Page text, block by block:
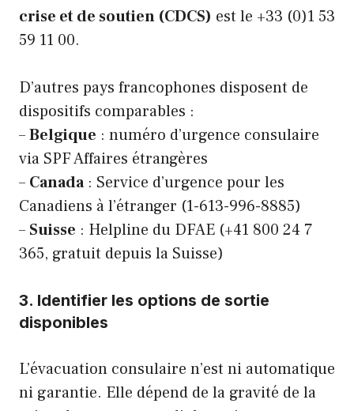
crise et de soutien (CDCS) est le +33 (0)1 53
59 11 00.
D’autres pays francophones disposent de
dispositifs comparables :
–Belgique : numéro d’urgence consulaire
via SPF Affaires étrangères
– Canada: Service d’urgence pour les
Canadiens à l’étranger (1-613-996-8885)
– Suisse : Helpline du DFAE (+41 800 24 7
365, gratuit depuis la Suisse)
3. Identifier les options de sortie
disponibles
L’évacuation consulaire n’est ni automatique
ni garantie. Elle dépend de la gravité de la